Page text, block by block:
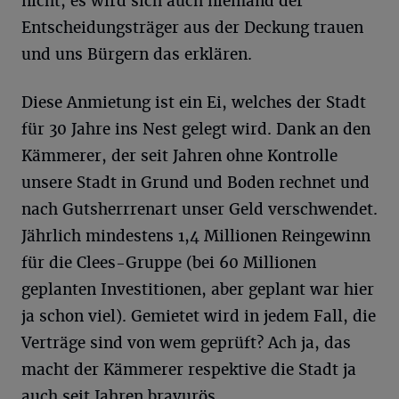
Entscheidungsträger aus der Deckung trauen
und uns Bürgern das erklären.
Diese Anmietung ist ein Ei, welches der Stadt
für 30 Jahre ins Nest gelegt wird. Dank an den
Kämmerer, der seit Jahren ohne Kontrolle
unsere Stadt in Grund und Boden rechnet und
nach Gutsherrrenart unser Geld verschwendet.
Jährlich mindestens 1,4 Millionen Reingewinn
für die Clees-Gruppe (bei 60 Millionen
geplanten Investitionen, aber geplant war hier
ja schon viel). Gemietet wird in jedem Fall, die
Verträge sind von wem geprüft? Ach ja, das
macht der Kämmerer respektive die Stadt ja